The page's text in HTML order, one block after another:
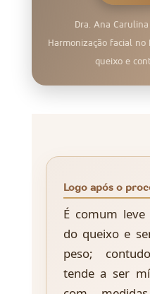
Dra. Ana
Harmonização facial no
queixo e
Logo após o
É comum
do queixo e
peso;
tende a ser